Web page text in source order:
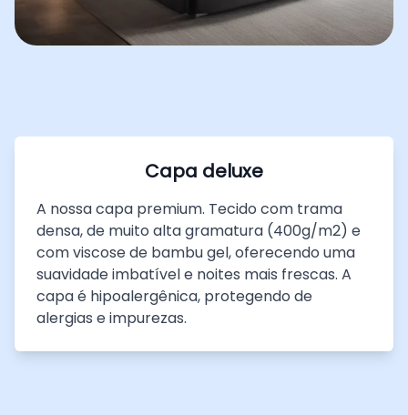
Capa deluxe
A nossa capa premium. Tecido com trama
densa, de muito alta gramatura (400g/m2) e
com viscose de bambu gel, oferecendo uma
suavidade imbatível e noites mais frescas. A
capa é hipoalergênica, protegendo de
alergias e impurezas.